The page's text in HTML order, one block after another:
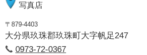
写真店
〒879-4403
大分県玖珠郡玖珠町大字帆足247
0973-72-0367